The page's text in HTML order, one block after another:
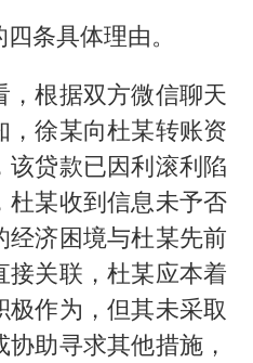
条具体理由。
根据双方微信聊天
徐某向杜某转账资
贷款已因利滚利陷
杜某收到信息未予否
济困境与杜某先前
关联，杜某应本着
作为，但其未采取
助寻求其他措施，